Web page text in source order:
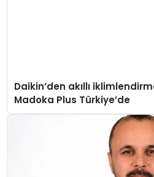
Daikin’den akıllı
Madoka Plus Türkiye’de